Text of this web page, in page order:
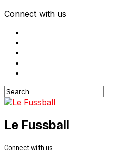
Connect with us
Le Fussball
Connect with us